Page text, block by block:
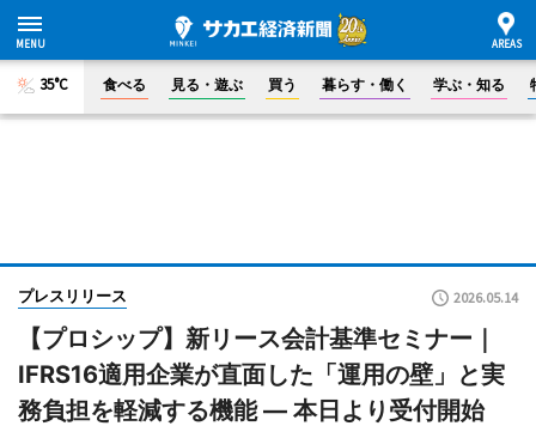
35°C 食べる 見る・遊ぶ 買う 暮らす・働く 学ぶ・知る
プレスリリース 2026.05.14
【プロシップ】新リース会計基準セミナー｜
IFRS16適用企業が直面した「運用の壁」と実
務負担を軽減する機能 ― 本日より受付開始